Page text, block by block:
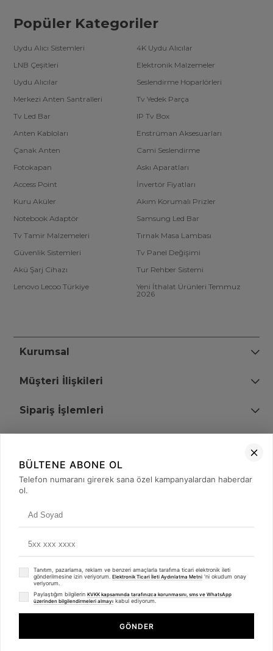
Popüler Kategoriler
Uydu Alıcı Sistemleri
4K Uydu Alıcılar
LNB Çeşitleri
Elektronik Malzemeler
Uydu Alıcılar
Seslendirme Hoparlörleri
Merkezi Anten Santralleri
Tv Yedek Parça
Tv Led Bar
IP Tv Box
Anten Kabloları
Enstrüman Aksesuarları
Çanak Anten
Cami Seslendirme
Fotokapan
Askı Aparatları
Access Point
İnvertör Fiyatları
Kuru Aküler
Akım Korumalı Prizler
Notebook Adaptör
Samsung Led Bar
Tv Tamir Malzemeleri
Tırnak Masa Lambası
Güvenlik Sistemleri
Tv Panel Değişimi
Akü Şarj Cihazı
Tur Rehber Sistemi
Lenovo Lecoo Türkiye
Yeni İthalat Ürünleri Temmuz
2026
Kurumsal
Müşteri İlişkileri
Sipariş İşlemleri
+90 (850) 473 08 08
© 2008 - 2026merterelektronik.com
- Tüm Hakları Saklıdır. Kredi kartı bilgileriniz 256bit SSL sertifikası ile
Whatsapp
BÜLTENE ABONE OL
Telefon numaranı girerek sana özel kampanyalardan haberdar
ol.
Tanıtım, pazarlama, reklam ve benzeri amaçlarla tarafıma ticari elektronik ileti
gönderilmesine izin veriyorum. Elektronik Ticari İleti Aydınlatma Metni 'ni okudum onay
veriyorum.
Paylaştığım bilgilerin KVKK kapsamında tarafınızca korunmasını, sms ve WhatsApp
üzerinden bilgilendirmeleri almayı kabul ediyorum.
GÖNDER